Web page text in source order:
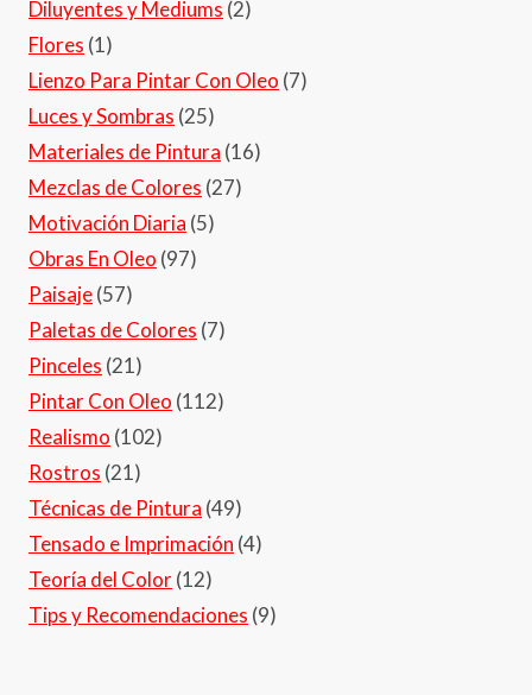
Diluyentes y Mediums (2)
Flores (1)
Lienzo Para Pintar Con Oleo (7)
Luces y Sombras (25)
Materiales de Pintura (16)
Mezclas de Colores (27)
Motivación Diaria (5)
Obras En Oleo (97)
Paisaje(57)
Paletas de Colores (7)
Pinceles (21)
Pintar Con Oleo (112)
Realismo (102)
Rostros (21)
Técnicas de Pintura (49)
Tensado e Imprimación (4)
Teoría del Color(12)
Tips y Recomendaciones (9)